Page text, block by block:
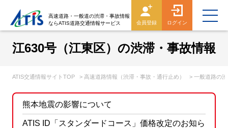
高速道路・一般道の渋滞・事故情報
ならATIS道路交通情報サービス
会員登録 ログイン
江630号（江東区）の渋滞・事故情報
ATIS交通情報サイトTOP > 高速道路情報（渋滞・事故・通行止め） > 一般道路の
熊本地震の影響について
ATIS ID「スタンダードコース」価格改定のお知ら